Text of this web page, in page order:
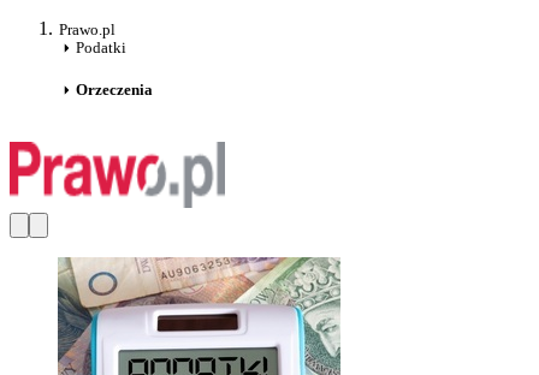
Prawo.pl
Podatki
Orzeczenia